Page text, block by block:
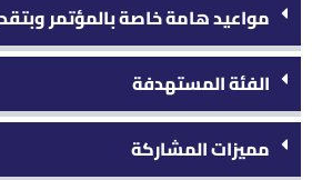
مواعيد هامة خاصة بالمؤتمر
الفئة المستهدفة
مميزات المشاركة